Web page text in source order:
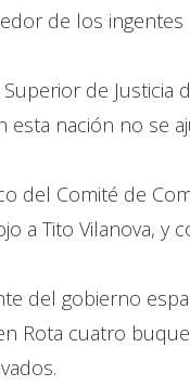
de los
Superior de
esta nación no se
del Comité de
a Tito Vilanova, y
del gobierno
Rota cuatro